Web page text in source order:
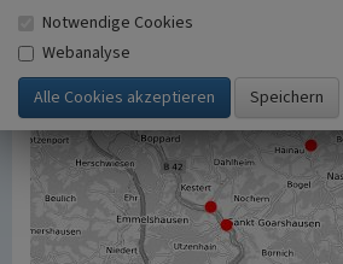
Notwendige Cookies
Webanalyse